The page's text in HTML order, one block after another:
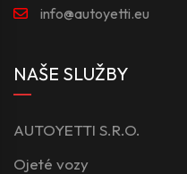
info@autoyetti.eu
NAŠE SLUŽBY
AUTOYETTI S.R.O.
Ojeté vozy